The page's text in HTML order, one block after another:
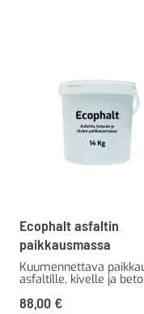
Ecophalt asfaltin
paikkausmassa
Kuumennettava
asfaltille, kivelle ja
88,00 €